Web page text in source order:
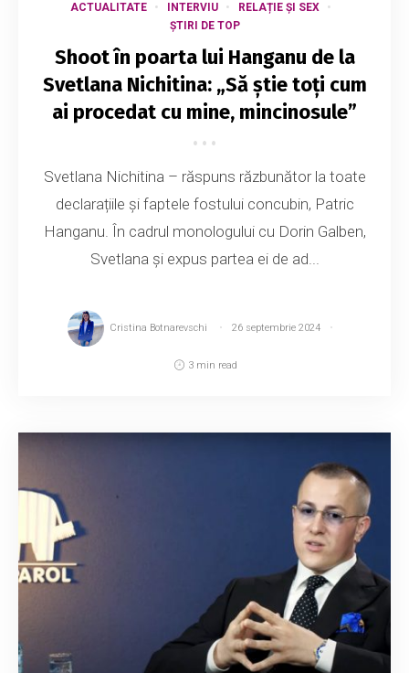
ACTUALITATE INTERVIU
RELAȚIE ȘI SEX
ȘTIRI DE TOP
Shoot în poarta lui Hanganu de la
Svetlana Nichitina: „Să știe toți cum
ai procedat cu mine, mincinosule”
Svetlana Nichitina – răspuns răzbunător la toate
declarațiile și faptele fostului concubin, Patric
Hanganu. În cadrul monologului cu Dorin Galben,
Svetlana și expus partea ei de ad...
Cristina Botnarevschi 26 septembrie 2024
3 min read